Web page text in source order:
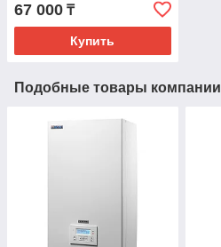
67 000 ₸
Купить
Подобные товары компании